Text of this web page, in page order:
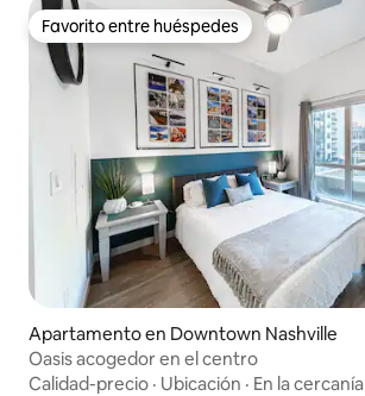
Favorito entre huéspedes
Favorito entre huéspedes
Apartamento en Downtown Nashville
Oasis acogedor en el centro
Calidad-precio · Ubicación · En la cercanía